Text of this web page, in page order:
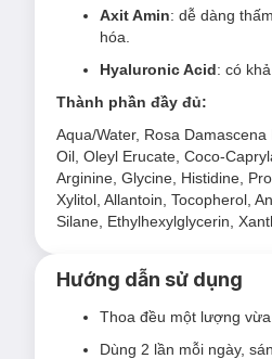
bảo vệ tự nhiên của da
Axit
và ngăn ngừa lão hóa.
Hyaluronic Acid
Kết cấu mọng nước
Axit Amin: dễ dàng
hóa.
Hyaluronic Acid: có
Thành phần đầy đủ:
Aqua/Water, Rosa
Oil, Oleyl Erucate, Coco-
Arginine, Glycine, Histidine,
Xylitol, Allantoin, Tocopherol,
Silane, Ethylhexylglycerin,
Hướng dẫn sử dụng
Thoa đều một lượng vừa
Dùng 2 lần mỗi ngày,